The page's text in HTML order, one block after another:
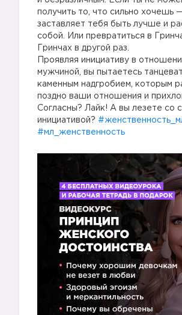
получить то, что сильно хочешь
заставляет тебя быть лучше и
собой. Или превратиться в
Гринчах в другой раз.
Проявляя инициативу в
мужчиной, вы пытаетесь
каменным надгробием, которым
поздно ваши отношения и
Согласны? Лайк! А вы лезете со
инициативой?
#мл_женственность